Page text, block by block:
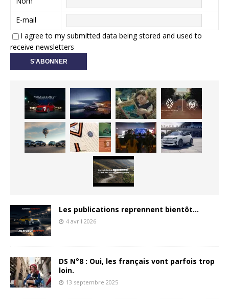
E-mail
I agree to my submitted data being stored and used to
receive newsletters
Les publications reprennent bientôt…
4 avril 2026
DS N°8 : Oui, les français vont parfois trop
loin.
13 septembre 2025